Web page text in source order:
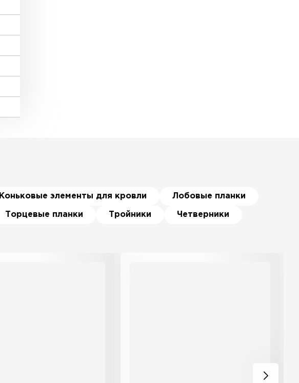
Коньковые элементы для кровли Лобовые планки
Торцевые планки Тройники Четверники